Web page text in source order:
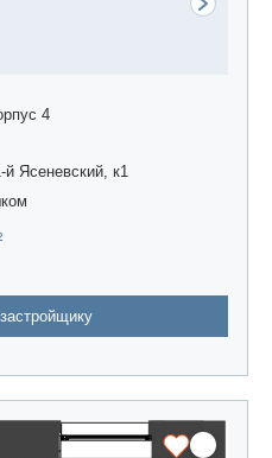
4
Ясеневский, к1